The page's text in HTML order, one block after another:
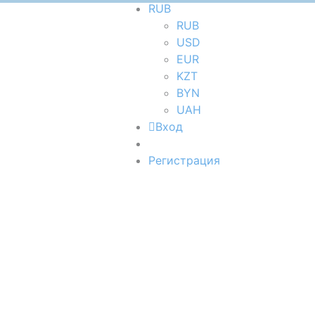
RUB
RUB
USD
EUR
KZT
BYN
UAH
Вход
Регистрация